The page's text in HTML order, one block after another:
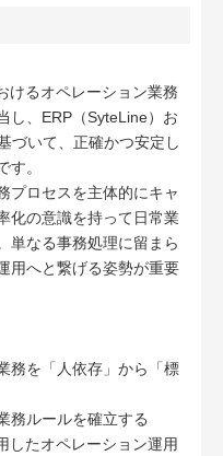
けるオペレーション業務
し、ERP（SyteLine）お
づいて、正確かつ安定し
す。
プロセスを主体的にキャ
化の意識を持って日常業
単なる事務処理に留まら
用へと繋げる姿勢が重要
務を「人依存」から「標
務ルールを確立する
したオペレーション運用